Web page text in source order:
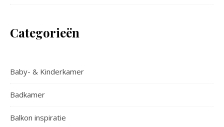
Categorieën
Baby- & Kinderkamer
Badkamer
Balkon inspiratie